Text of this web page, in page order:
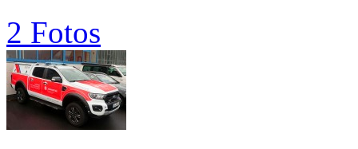
2 Fotos